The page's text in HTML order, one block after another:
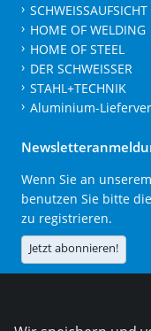
SCHWEISSAUFSICHT
HOME OF WELDING
HOME OF STEEL
DER SCHWEISSER
STAHL+TECHNIK
Aluminium-
Wenn Sie an unserem
benutzen Sie bitte
zu registrieren.
Jetzt abonnieren!
Die DVS